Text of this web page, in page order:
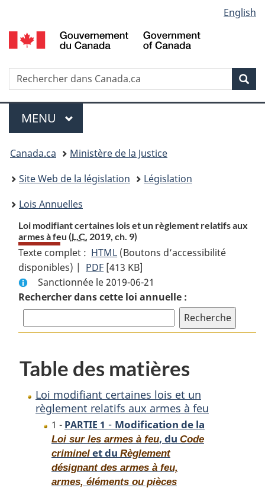
au
contenu
propos
de
la
HTML
simplifiée
selection
English
Recherche
Menu
MENU PRINCIPAL
Vous
etes
ici
Canada.ca
Ministère de la Justice
Site Web de la législation
Législation
Lois Annuelles
Loi modifiant certaines lois et un règlement relatifs aux
armes à feu (L.C. 2019, ch. 9)
Texte complet : HTML Texte
complet
:
Loi
modifiant
certaines
un
relatifs
aux
armes
à
feu
(Boutons d’accessibilité
disponibles) | PDF Texte
complet
:
Loi
modifiant
et
règlement
relatifs
aux
armes
à
feu
[413 KB]
Sanctionnée le 2019-06-21
Rechercher dans cette loi annuelle :
Table des matières
Loi modifiant certaines lois et un
règlement relatifs aux armes à feu
1 - PARTIE 1 - Modification de la
Loi sur les armes à feu, du Code
criminel et du Règlement
désignant des armes à feu,
armes, éléments ou pièces